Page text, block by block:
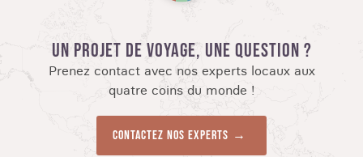
UN PROJET DE VOYAGE, UNE QUESTION ?
Prenez contact avec nos experts locaux aux
quatre coins du monde !
Contactez nos experts